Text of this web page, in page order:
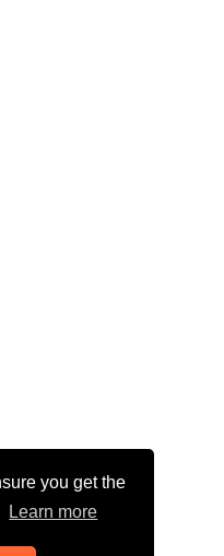
you get the
Learn more